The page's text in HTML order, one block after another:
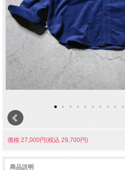
価格:27,000円(税込 29,700円)
商品説明